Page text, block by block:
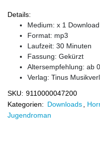
Details:
Medium: x 1 Download
Format: mp3
Laufzeit: 30 Minuten
Fassung: Gekürzt
Altersempfehlung: ab
Verlag: Tinus
SKU: 9110000047200
Kategorien: Downloads
Jugendroman